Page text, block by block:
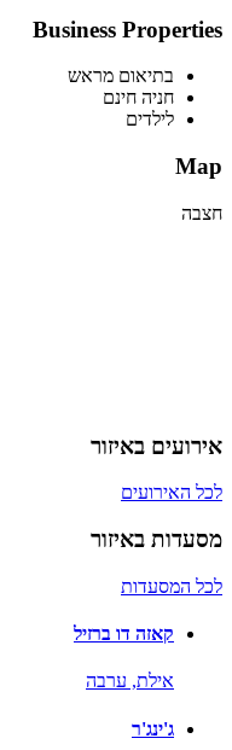
Business Properties
בתיאום מראש
חניה חינם
לילדים
Map
חצבה
אירועים באיזור
לכל האירועים
מסעדות באיזור
לכל המסעדות
קאזה דו ברזיל
אילת, ערבה
ג'ינג'ר